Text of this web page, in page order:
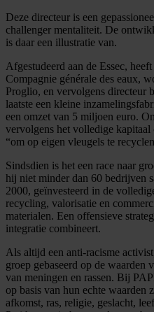
Deze directeur is een
challenger mentaliteit. De
is daar een illustratie van.
Afgestudeerd aan de Essec,
Compagnie générale des eaux,
Proglio, en vervolgens directeur
laatste een kleine
een omzet van 5 miljoen euro.
vervolgens het volledige
“om op eigen vleugels te
Sindsdien is het een race naar
hij niet minder dan 60 bedrijven
2000, geïnvesteerd in de
recycling, valorisatie en
materialen. Een offensieve
integratie combineert.
Als altijd een anti-racisme
groep gebaseerd op de waarden
van meningen en rassen. Bij
op basis van hun echte waarden
afkomst, ras, religie, geslacht,